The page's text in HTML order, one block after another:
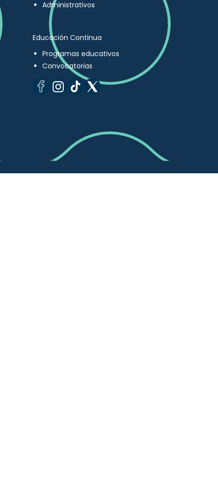
Administrativos
Educación Continua
Programas educativos
Convocatorias